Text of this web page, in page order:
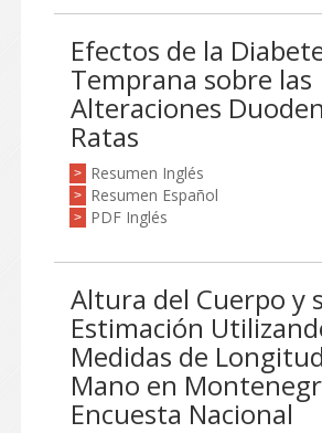
Efectos de la
Temprana sobre las
Alteraciones
Ratas
> Resumen Inglés
> Resumen Español
> PDF Inglés
Altura del Cuerpo y
Estimación
Medidas de
Mano en
Encuesta Nacional